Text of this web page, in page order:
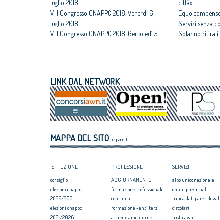
luglio 2018
VIII Congresso CNAPPC 2018. Venerdì 6
luglio 2018
VIII Congresso CNAPPC 2018. Gercoledì 5
luglio 2018
VIII Congresso CNAPPC 2018. Domenica 1
luglio 2018
città»
Equo
Servizi senza
Solarino ritira i
Assegnati
Giovane
Equo
Corte Europea
LINK DAL NETWORK
MAPPA DEL SITO [espandi]
ISTITUZIONE
consiglio
elezioni cnappc
2026/2031
elezioni cnappc
2021/2026
PROFESSIONE
AGGIORNAMENTO
formazione professionale
continua
formazione - enti terzi
accreditamento corsi
SERVIZI
albo unico nazionale
ordini provinciali
banca dati pareri
circolari
posta awn